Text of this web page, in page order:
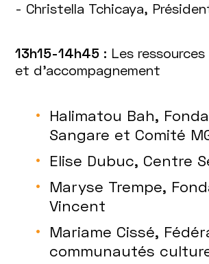
- Christella Tchicaya,
13h15-14h45 : Les
et d’accompagnement
Halimatou Bah,
Sangare et Comité
Elise Dubuc, Centre
Maryse Trempe,
Vincent
Mariame Cissé,
communautés